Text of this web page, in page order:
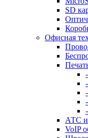
SD
Офисная
АТС и
VoIP